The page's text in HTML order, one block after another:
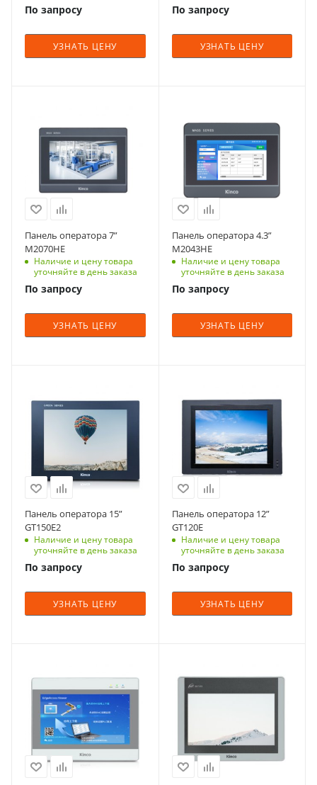
По запросу
УЗНАТЬ ЦЕНУ
По запросу
УЗНАТЬ ЦЕНУ
Панель оператора 7”
M2070HE
Наличие и цену товара
уточняйте в день заказа
По запросу
УЗНАТЬ ЦЕНУ
Панель оператора 4.3”
M2043HE
Наличие и цену товара
уточняйте в день заказа
По запросу
УЗНАТЬ ЦЕНУ
Панель оператора 15”
GT150E2
Наличие и цену товара
уточняйте в день заказа
По запросу
УЗНАТЬ ЦЕНУ
Панель оператора 12”
GT120E
Наличие и цену товара
уточняйте в день заказа
По запросу
УЗНАТЬ ЦЕНУ